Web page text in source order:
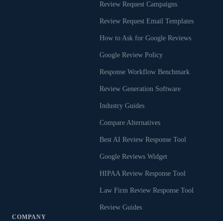
Review Request Campaigns
Review Request Email Templates
How to Ask for Google Reviews
Google Review Policy
Response Workflow Benchmark
Review Generation Software
Industry Guides
Compare Alternatives
Best AI Review Response Tool
Google Reviews Widget
HIPAA Review Response Tool
Law Firm Review Response Tool
Review Guides
COMPANY